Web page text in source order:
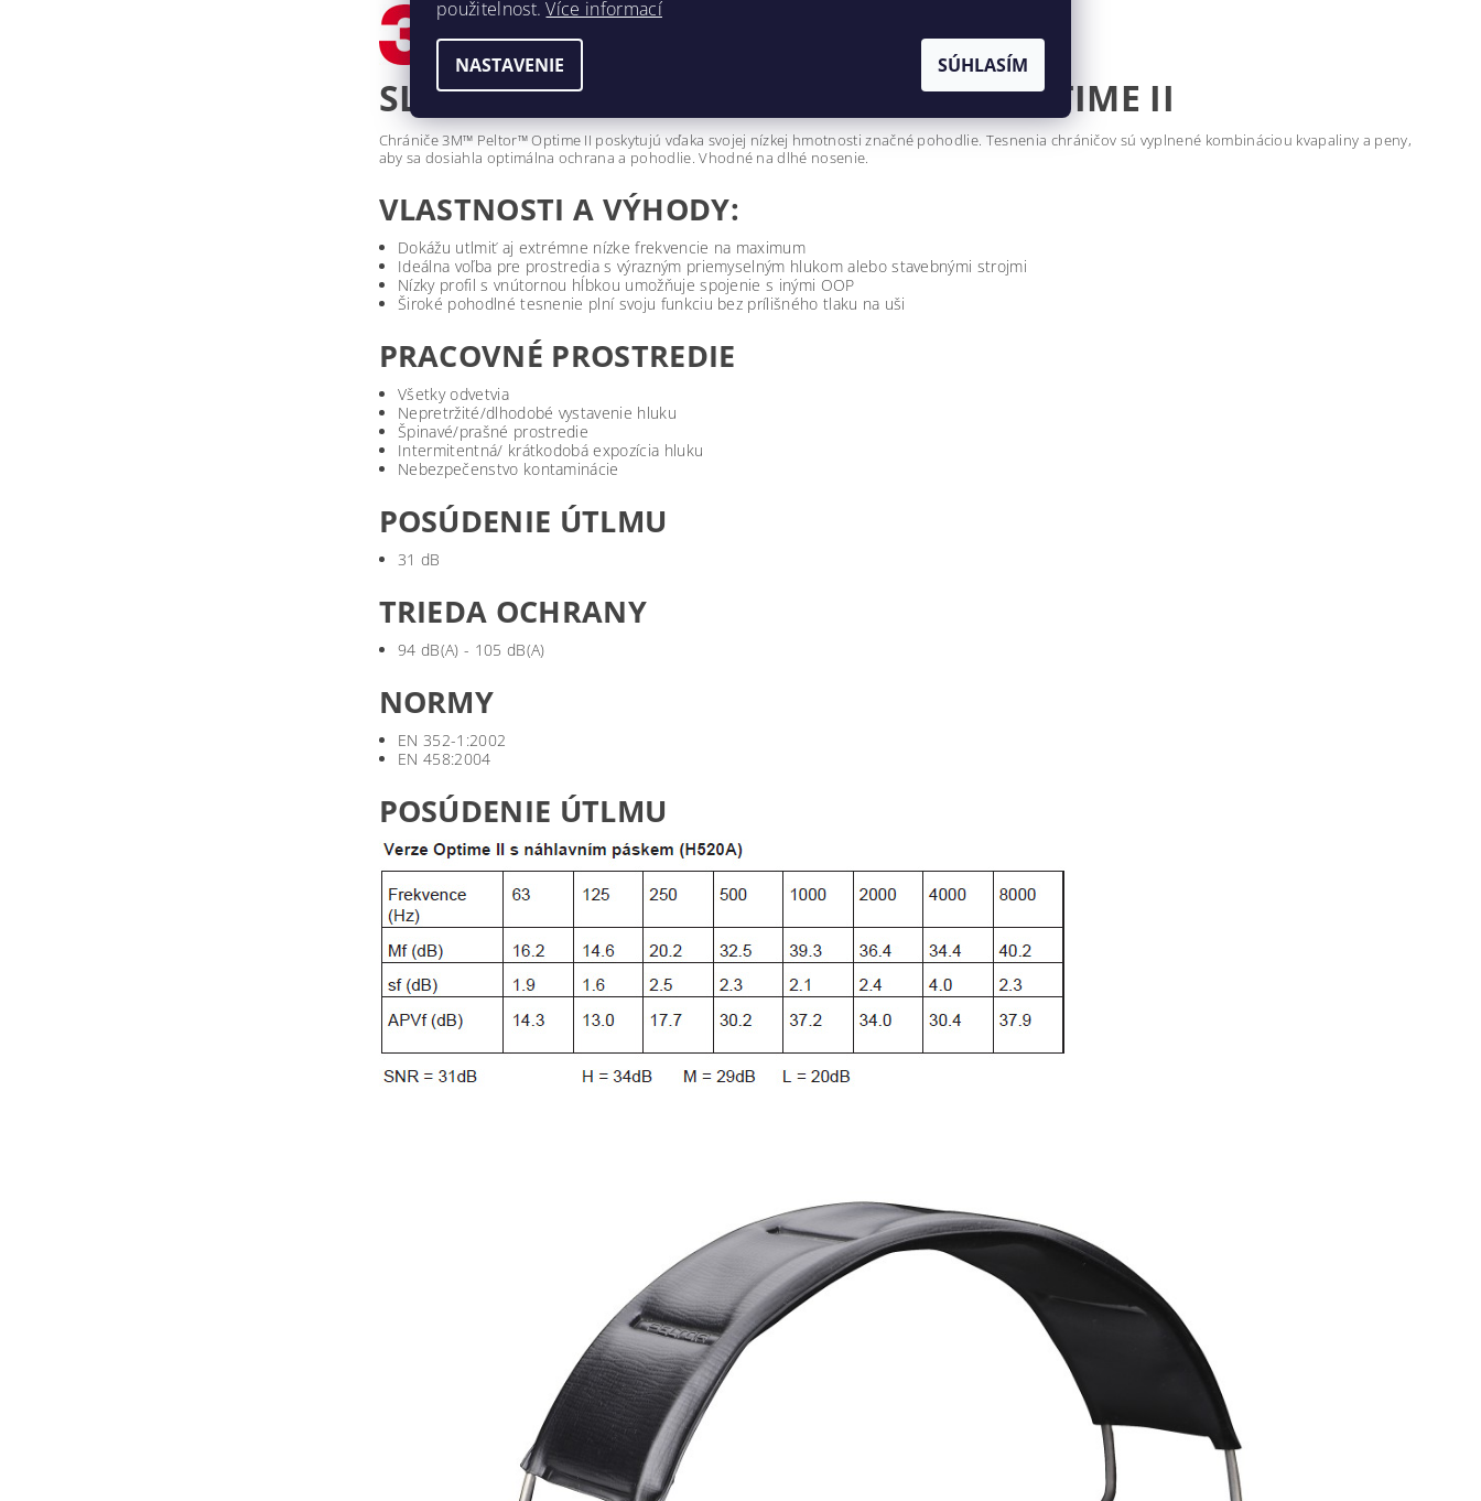
SLÚCHADLÁ PELTOR H520A-407-GQ OPTIME II
Chrániče 3M™ Peltor™ Optime II poskytujú vďaka svojej nízkej hmotnosti značné pohodlie. Tesnenia chráničov sú vyplnené kombináciou kvapaliny a peny,
aby sa dosiahla optimálna ochrana a pohodlie. Vhodné na dlhé nosenie.
VLASTNOSTI A VÝHODY:
Dokážu utlmiť aj extrémne nízke frekvencie na maximum
Ideálna voľba pre prostredia s výrazným priemyselným hlukom alebo stavebnými strojmi
Nízky profil s vnútornou hĺbkou umožňuje spojenie s inými OOP
Široké pohodlné tesnenie plní svoju funkciu bez prílišného tlaku na uši
PRACOVNÉ PROSTREDIE
Všetky odvetvia
Nepretržité/dlhodobé vystavenie hluku
Špinavé/prašné prostredie
Intermitentná/ krátkodobá expozícia hluku
Nebezpečenstvo kontaminácie
POSÚDENIE ÚTLMU
31 dB
TRIEDA OCHRANY
94 dB(A) - 105 dB(A)
NORMY
EN 352-1:2002
EN 458:2004
POSÚDENIE ÚTLMU
použitelnost.Více informací
NASTAVENIE SÚHLASÍM